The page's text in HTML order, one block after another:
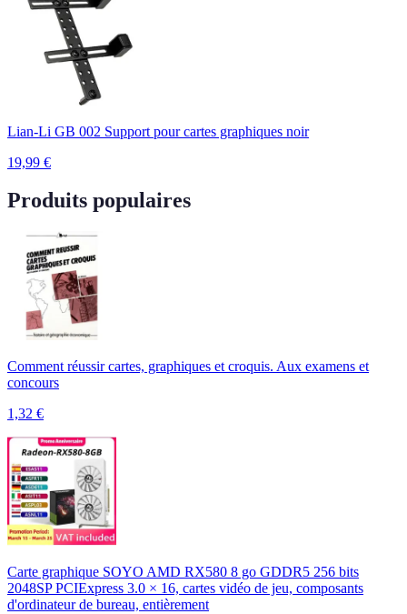
Lian-Li GB 002 Support pour cartes graphiques noir
19,99 €
Produits populaires
Comment réussir cartes, graphiques et croquis. Aux examens et
concours
1,32 €
Carte graphique SOYO AMD RX580 8 go GDDR5 256 bits
2048SP PCIExpress 3.0 × 16, cartes vidéo de jeu, composants
d'ordinateur de bureau, entièrement